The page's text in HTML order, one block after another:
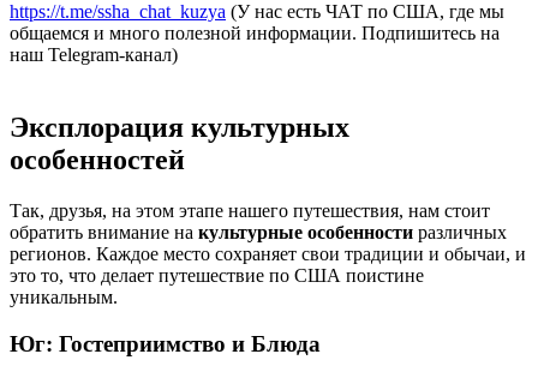
https://t.me/ssha_chat_kuzya (У нас есть ЧАТ по США, где мы
общаемся и много полезной информации. Подпишитесь на
наш Telegram-канал)
Эксплорация культурных
особенностей
Так, друзья, на этом этапе нашего путешествия, нам стоит
обратить внимание на культурные особенности различных
регионов. Каждое место сохраняет свои традиции и обычаи, и
это то, что делает путешествие по США поистине
уникальным.
Юг: Гостеприимство и Блюда